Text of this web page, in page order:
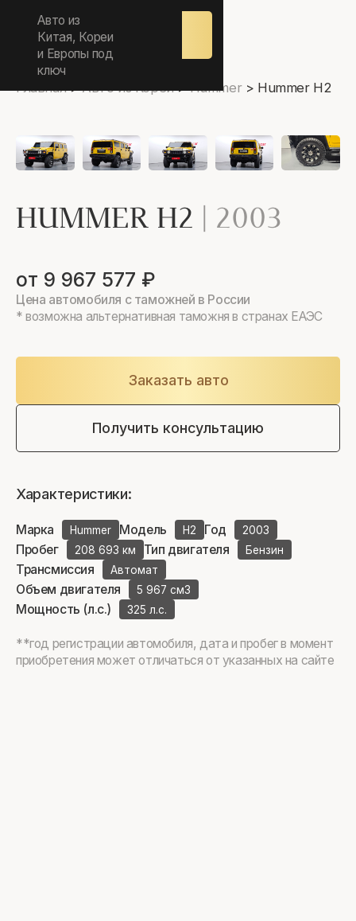
Авто из
Китая, Кореи
и Европы под
ключ
Оставить
заявку
Главная>Авто из Кореи>Hummer> Hummer H2
HUMMER H2 | 2003
от 9 967 577 ₽
Цена автомобиля с таможней в России
* возможна альтернативная таможня в странах ЕАЭС
Заказать авто
Получить консультацию
Характеристики:
Марка Hummer Модель H2 Год 2003
Пробег 208 693 км Тип двигателя Бензин
Трансмиссия Автомат
Объем двигателя 5 967 см3
Мощность (л.с.) 325 л.с.
**год регистрации автомобиля, дата и пробег в момент
приобретения может отличаться от указанных на сайте